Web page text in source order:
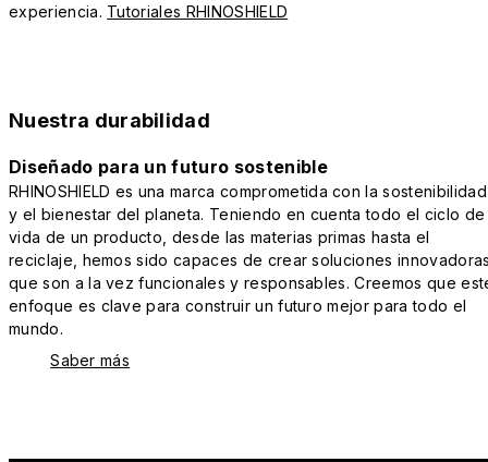
experiencia. Tutoriales RHINOSHIELD
Nuestra durabilidad
Diseñado para un futuro sostenible
RHINOSHIELD es una marca comprometida con la sostenibilidad
y el bienestar del planeta. Teniendo en cuenta todo el ciclo de
vida de un producto, desde las materias primas hasta el
reciclaje, hemos sido capaces de crear soluciones
que son a la vez funcionales y responsables. Creemos que
enfoque es clave para construir un futuro mejor para todo el
mundo.
Saber más